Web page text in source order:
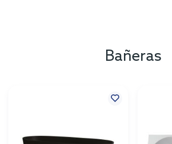
Bañeras